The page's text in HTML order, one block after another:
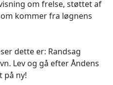
om frelse, støttet af
kommer fra løgnens
dette er: Randsag
Lev og gå efter Åndens
på ny!